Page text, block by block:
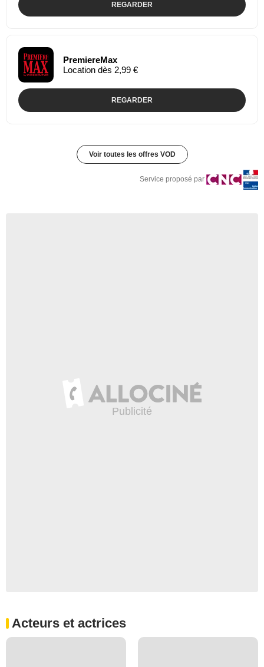
REGARDER
PremiereMax
Location dès 2,99 €
REGARDER
Voir toutes les offres VOD
Service proposé par
Acteurs et actrices